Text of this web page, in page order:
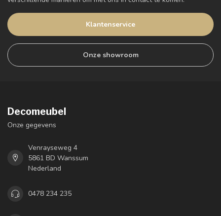
Klantenservice
Onze showroom
Decomeubel
Onze gegevens
Venrayseweg 4
5861 BD Wanssum
Nederland
0478 234 235